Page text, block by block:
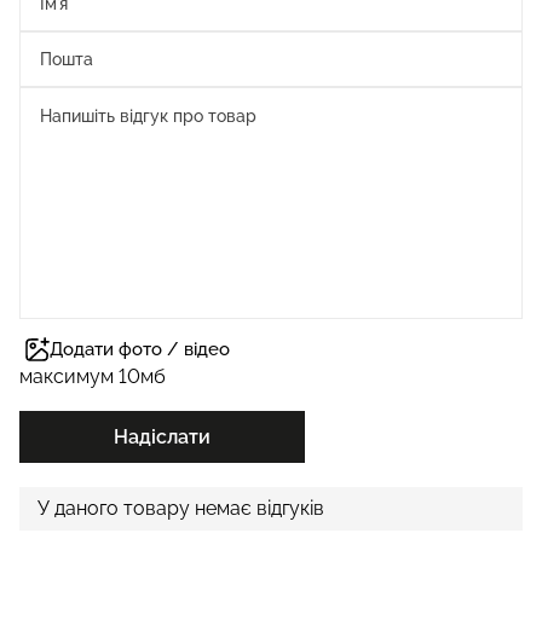
Додати фото / відео
максимум 10мб
Надіслати
У даного товару немає відгуків